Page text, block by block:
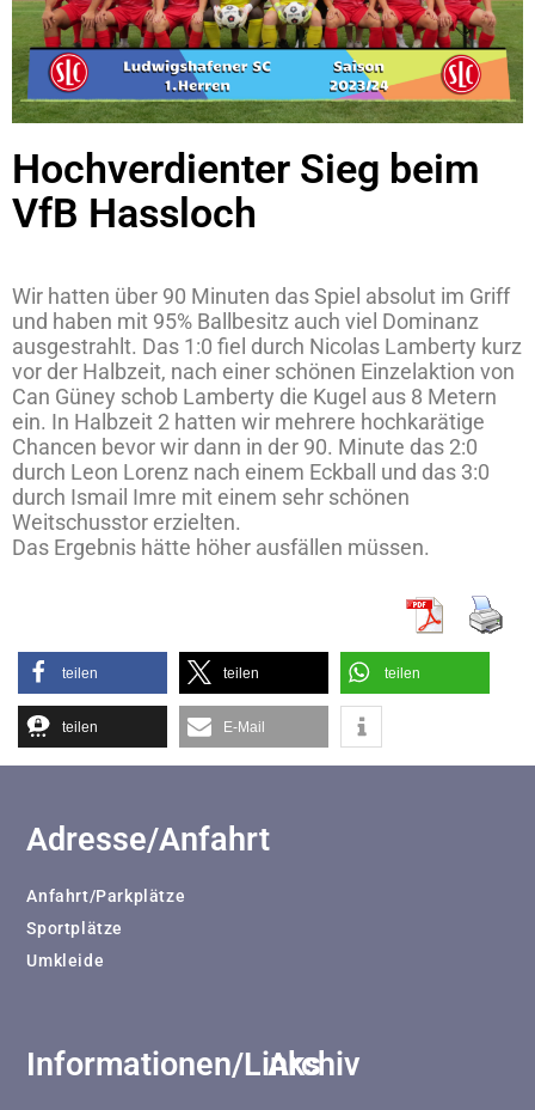
Hochverdienter Sieg beim
VfB Hassloch
Wir hatten über 90 Minuten das Spiel absolut im Griff
und haben mit 95% Ballbesitz auch viel Dominanz
ausgestrahlt. Das 1:0 fiel durch Nicolas Lamberty kurz
vor der Halbzeit, nach einer schönen Einzelaktion von
Can Güney schob Lamberty die Kugel aus 8 Metern
ein. In Halbzeit 2 hatten wir mehrere hochkarätige
Chancen bevor wir dann in der 90. Minute das 2:0
durch Leon Lorenz nach einem Eckball und das 3:0
durch Ismail Imre mit einem sehr schönen
Weitschusstor erzielten.
Das Ergebnis hätte höher ausfällen müssen.
teilen teilen teilen
teilen E-Mail
Adresse/Anfahrt
Anfahrt/Parkplätze
Sportplätze
Umkleide
Informationen/Links
Archiv